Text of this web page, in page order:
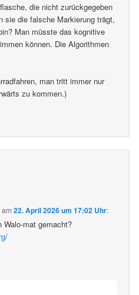
die nicht zurückgegeben
sie die falsche Markierung trägt,
Man müsste das kognitive
können. Die Algorithmen
man tritt immer nur
zu kommen.)
am22. April 2026 um 17:02 Uhr:
Walo-mat gemacht?